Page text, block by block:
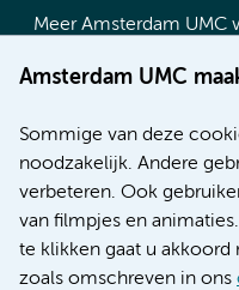
Amsterdam UMC
Sommige van deze
noodzakelijk. Andere
verbeteren. Ook
van filmpjes en
te klikken gaat u
zoals omschreven in ons
Meer Amsterdam UMC
Werken bij Amsterdam
Nieuws
Research
Educatie locatie AMC
Educatie locatie VUmc